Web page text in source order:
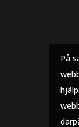
På